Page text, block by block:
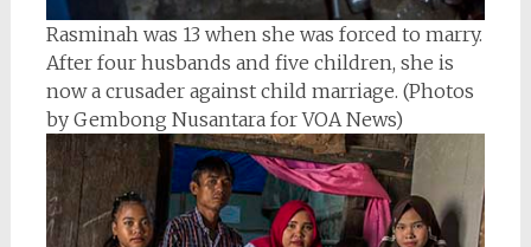
Rasminah was 13 when she was forced to marry.
After four husbands and five children, she is
now a crusader against child marriage. (Photos
by Gembong Nusantara for VOA News)